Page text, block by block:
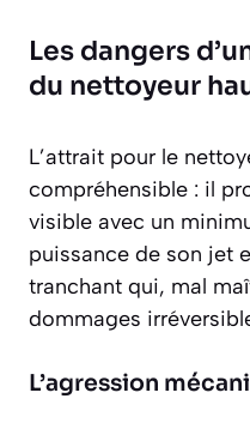
Les dangers
du nettoyeur
L’attrait pour le
compréhensible : il
visible avec un
puissance de son jet
tranchant qui, mal
dommages
L’agression